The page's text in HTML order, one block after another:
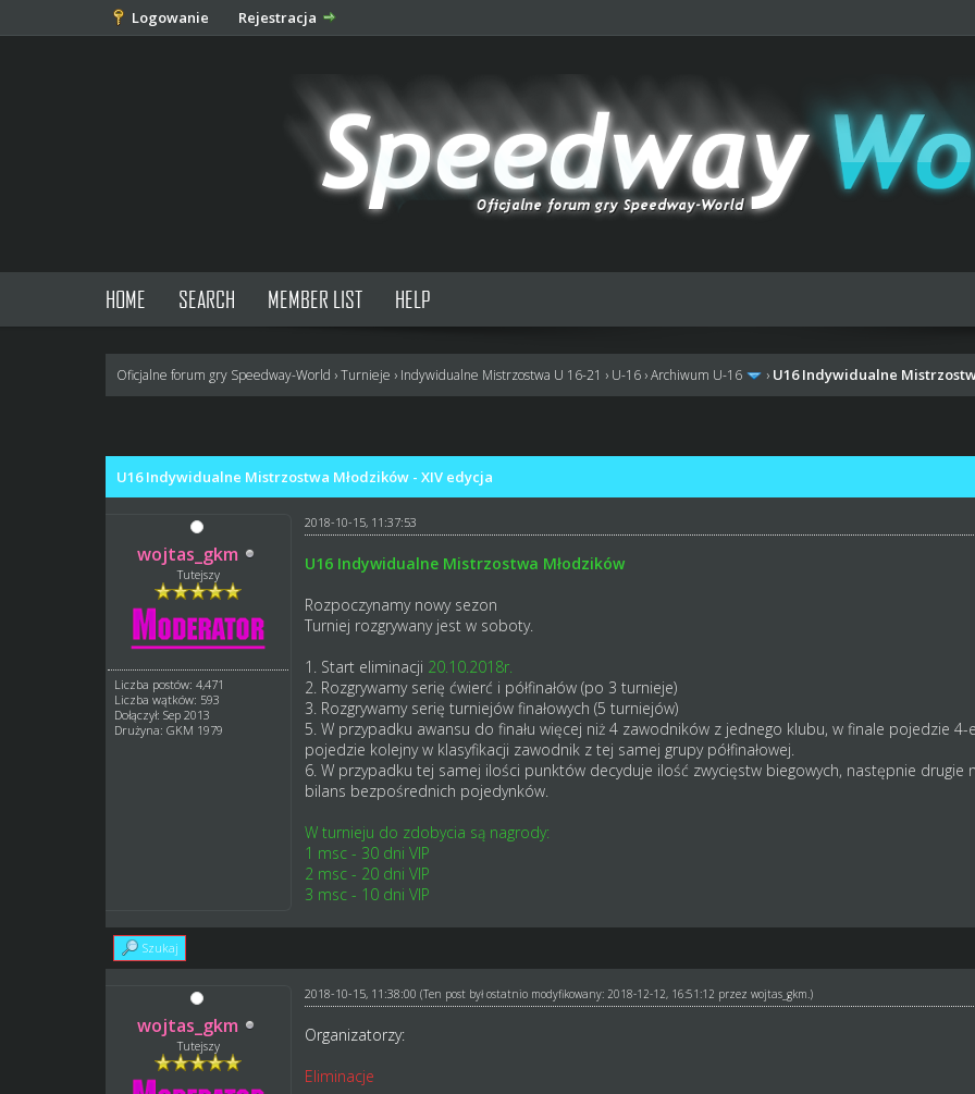
Logowanie Rejestracja
HOME SEARCH MEMBER LIST HELP
Oficjalne forum gry Speedway-World ›Turnieje › Indywidualne Mistrzostwa U 16-21 › U-16 ›Archiwum U-16 › U16 Indywidualne
U16 Indywidualne Mistrzostwa Młodzików - XIV edycja
wojtas_gkm
Tutejszy
Liczba postów: 4,471
Liczba wątków: 593
Dołączył: Sep 2013
Drużyna: GKM 1979
2018-10-15, 11:37:53
U16 Indywidualne Mistrzostwa Młodzików
Rozpoczynamy nowy sezon
Turniej rozgrywany jest w soboty.
1. Start eliminacji 20.10.2018r.
2. Rozgrywamy serię ćwierć i półfinałów (po 3 turnieje)
3. Rozgrywamy serię turniejów finałowych (5 turniejów)
5. W przypadku awansu do finału więcej niż 4 zawodników z jednego klubu, w finale pojedzie
pojedzie kolejny w klasyfikacji zawodnik z tej samej grupy półfinałowej.
6. W przypadku tej samej ilości punktów decyduje ilość zwycięstw biegowych, następnie drugie
bilans bezpośrednich pojedynków.
W turnieju do zdobycia są nagrody:
1 msc - 30 dni VIP
2 msc - 20 dni VIP
3 msc - 10 dni VIP
Szukaj
wojtas_gkm
Tutejszy
2018-10-15, 11:38:00 (Ten post był ostatnio modyfikowany: 2018-12-12, 16:51:12 przez wojtas_gkm .)
Organizatorzy:
Eliminacje